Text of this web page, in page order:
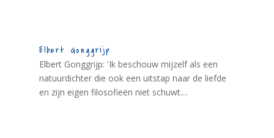
Elbert Gonggrijp
Elbert Gonggrijp: 'Ik beschouw mijzelf als een
natuurdichter die ook een uitstap naar de liefde
en zijn eigen filosofieën niet schuwt....